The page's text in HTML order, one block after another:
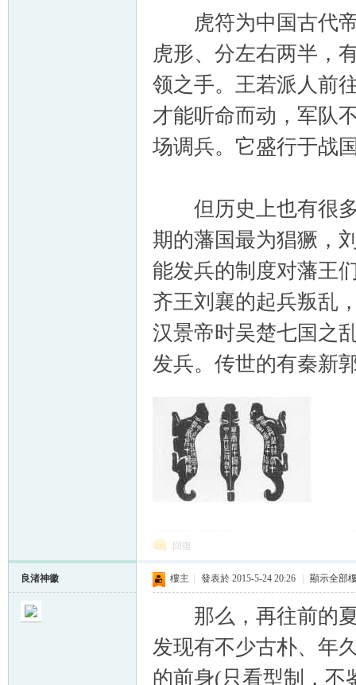
虎符为中国古代帝
虎形、分左右两半，
领之手。王若派人前
才能听命而动，军队
场调兵。它盛行于战
但历史上也有很多
期的藩国最为猖獗，
能发兵的制度对藩王
齐王刘襄的起兵叛乱
汉景帝时吴楚七国之
发兵。传世的有秦新
回復
良渚神徽 樓主 發表於 2015-5-24 20:26 顯示全部
那么，再往前的夏
发现有不少古朴、年
的前身(只看型制，不